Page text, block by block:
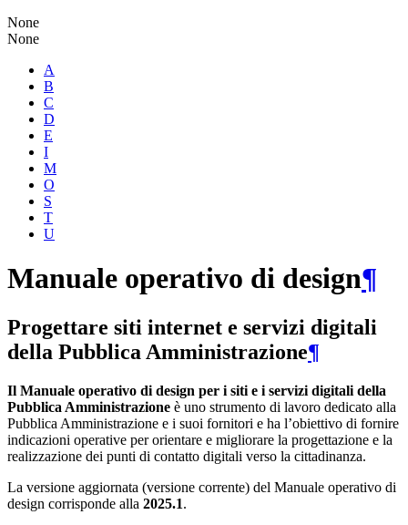
None
None
A
B
C
D
E
I
M
O
S
T
U
Manuale operativo di design¶
Progettare siti internet e servizi digitali
della Pubblica Amministrazione¶
Il Manuale operativo di design per i siti e i servizi digitali della
Pubblica Amministrazione è uno strumento di lavoro dedicato alla
Pubblica Amministrazione e i suoi fornitori e ha l’obiettivo di fornire
indicazioni operative per orientare e migliorare la progettazione e la
realizzazione dei punti di contatto digitali verso la cittadinanza.
La versione aggiornata (versione corrente) del Manuale operativo di
design corrisponde alla 2025.1.